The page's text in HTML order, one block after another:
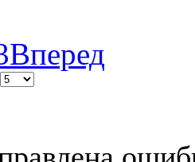
Вперед